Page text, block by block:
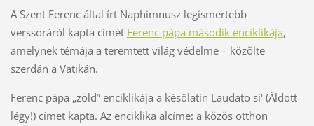
A Szent Ferenc által írt Naphimnusz legismertebb
verssoráról kapta címét Ferenc pápa második enciklikája,
amelynek témája a teremtett világ védelme – közölte
szerdán a Vatikán.
Ferenc pápa „zöld” enciklikája a későlatin Laudato si' (Áldott
légy!) címet kapta. Az enciklika alcíme: a közös otthon